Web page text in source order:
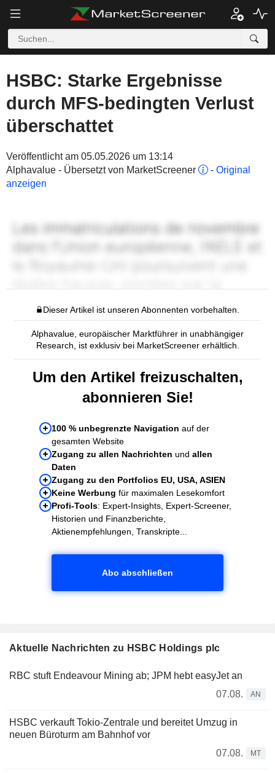
HSBC: Starke Ergebnisse
durch MFS-bedingten Verlust
überschattet
Veröffentlicht am 05.05.2026 um 13:14
Alphavalue - Übersetzt von MarketScreener
- Original
anzeigen
Dieser Artikel ist unseren Abonnenten vorbehalten.
Alphavalue, europäischer Marktführer in unabhängiger
Research, ist exklusiv bei MarketScreener erhältlich.
Um den Artikel freizuschalten,
abonnieren Sie!
100 % unbegrenzte Navigation auf der
gesamten Website
Zugang zu allen Nachrichten und allen
Daten
Zugang zu den Portfolios EU, USA, ASIEN
Keine Werbung für maximalen Lesekomfort
Profi-Tools: Expert-Insights, Expert-Screener,
Historien und Finanzberichte,
Aktienempfehlungen, Transkripte...
Abo abschließen
Aktuelle Nachrichten zu HSBC Holdings plc
RBC stuft Endeavour Mining ab; JPM hebt easyJet an
07.08.
AN
HSBC verkauft Tokio-Zentrale und bereitet Umzug in
neuen Büroturm am Bahnhof vor
07.08.
MT